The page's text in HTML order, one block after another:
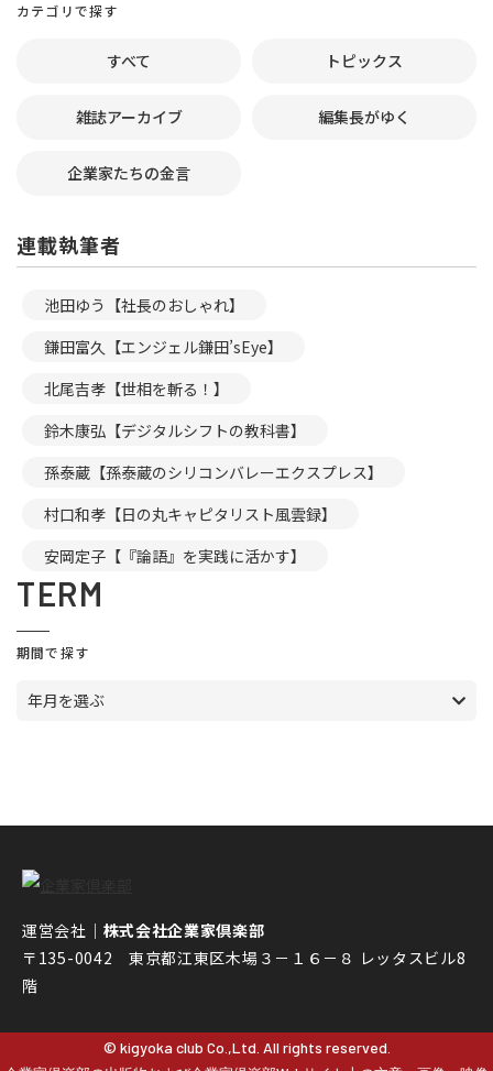
カテゴリで探す
すべて トピックス
雑誌アーカイブ 編集長がゆく
企業家たちの金言
連載執筆者
池田ゆう【社長のおしゃれ】
鎌田富久【エンジェル鎌田’sEye】
北尾吉孝【世相を斬る！】
鈴木康弘【デジタルシフトの教科書】
孫泰蔵【孫泰蔵のシリコンバレーエクスプレス】
村口和孝【日の丸キャピタリスト風雲録】
安岡定子【『論語』を実践に活かす】
TERM
期間で探す
年月を選ぶ
運営会社｜ 株式会社企業家倶楽部
〒135-0042 東京都江東区木場３－１６－８ レッタスビル8
階
© kigyoka club Co.,Ltd. All rights reserved.